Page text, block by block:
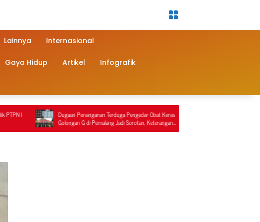
Lainnya Internasional
Gaya Hidup Artikel Infografik
Dugaan Penanganan Terduga Pengedar Obat Keras
Golongan G di Pemalang Jadi Sorotan, Keterangan
Polisi Berbeda dengan Rekaman Video